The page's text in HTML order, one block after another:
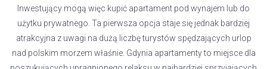
Inwestujący mogą więc kupić apartament pod wynajem lub do
użytku prywatnego. Ta pierwsza opcja staje się jednak bardziej
atrakcyjna z uwagi na dużą liczbę turystów spędzających urlop
nad polskim morzem właśnie. Gdynia apartamenty to miejsce dla